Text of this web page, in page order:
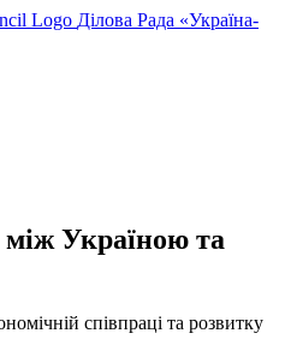
Ділова Рада «Україна-
між Україною та
співпраці та розвитку